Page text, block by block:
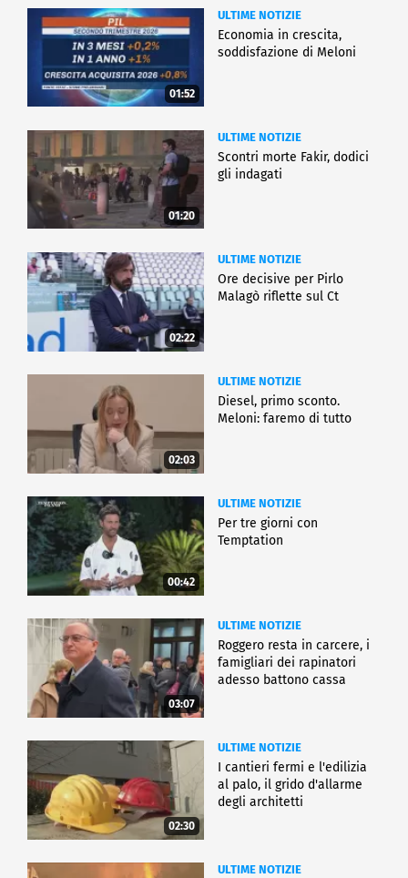
CRONACA
01:52
ULTIME NOTIZIE
Economia in crescita,
soddisfazione di Meloni
01:20
ULTIME NOTIZIE
Scontri morte Fakir, dodici
gli indagati
02:22
ULTIME NOTIZIE
Ore decisive per Pirlo
Malagò riflette sul Ct
02:03
ULTIME NOTIZIE
Diesel, primo sconto.
Meloni: faremo di tutto
00:42
ULTIME NOTIZIE
Per tre giorni con
Temptation
03:07
ULTIME NOTIZIE
Roggero resta in carcere, i
famigliari dei rapinatori
adesso battono cassa
02:30
ULTIME NOTIZIE
I cantieri fermi e l'edilizia
al palo, il grido d'allarme
degli architetti
ULTIME NOTIZIE